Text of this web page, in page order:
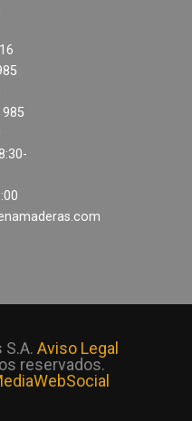
985
S.A. Aviso Legal
reservados.